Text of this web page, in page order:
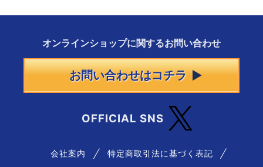
オンラインショップに関するお問い合わせ
お問い合わせはコチラ
OFFICIAL SNS
会社案内 特定商取引法に基づく表記